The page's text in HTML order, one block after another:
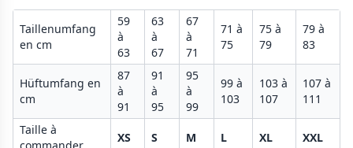
Taillenumfang
en cm
59
à
63
63
à
67
67
à
71
71 à
75
75 à
79
79 à
83
Hüftumfang en
cm
87
à
91
91
à
95
95
à
99
99 à
103
103 à
107
107 à
111
Taille à
XS S M L XL XXL